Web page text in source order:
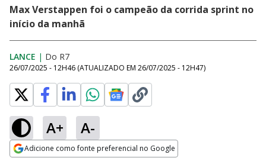
Max Verstappen foi o campeão da corrida sprint no
início da manhã
LANCE | Do R7
26/07/2025 - 12H46 (ATUALIZADO EM 26/07/2025 - 12H47)
A+ A-
Adicione como fonte preferencial no Google